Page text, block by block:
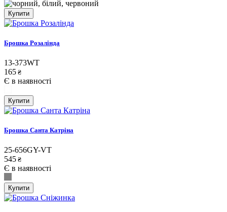
Купити
Брошка Розалінда
13-373WT
165 ₴
Є в наявності
Купити
Брошка Санта Катріна
25-656GY-VT
545 ₴
Є в наявності
Купити